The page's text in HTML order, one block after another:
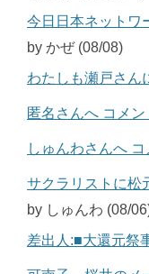
今日日本ネットワ
by かぜ (08/08)
わたしも瀬戸さん
匿名さんへ コメ
しゅんわさんへ
サクラリストに
by しゅんわ (08/
差出人:■大還元祭